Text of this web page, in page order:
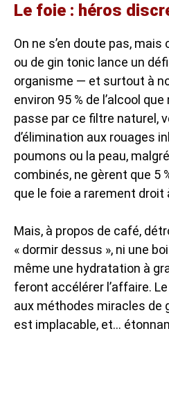
Le foie : héros
On ne s’en doute pas,
ou de gin tonic lance un
organisme — et surtout à
environ 95 % de l’alcool
passe par ce filtre naturel,
d’élimination aux rouages
poumons ou la peau,
combinés, ne gèrent que 5
que le foie a rarement droit
Mais, à propos de café,
« dormir dessus », ni une
même une hydratation à
feront accélérer l’affaire.
aux méthodes miracles de
est implacable, et…